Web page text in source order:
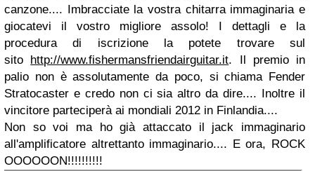
canzone.... Imbracciate la vostra chitarra immaginaria e
giocatevi il vostro migliore assolo! I dettagli e la
procedura di iscrizione la potete trovare sul
sito http://www.fishermansfriendairguitar.it. Il premio in
palio non è assolutamente da poco, si chiama Fender
Stratocaster e credo non ci sia altro da dire.... Inoltre il
vincitore parteciperà ai mondiali 2012 in Finlandia....
Non so voi ma ho già attaccato il jack immaginario
all'amplificatore altrettanto immaginario.... E ora, ROCK
OOOOOON!!!!!!!!!!